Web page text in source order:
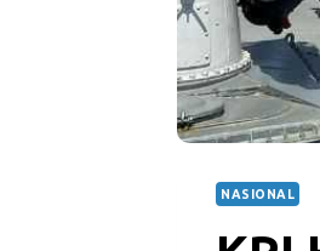
NASIONAL